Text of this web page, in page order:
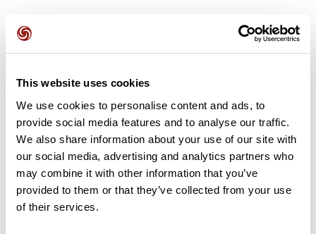
This website uses cookies
We use cookies to personalise content and ads, to
provide social media features and to analyse our traffic.
We also share information about your use of our site with
our social media, advertising and analytics partners who
may combine it with other information that you’ve
provided to them or that they’ve collected from your use
of their services.
Recensioni degli utenti
Questo percorso non contiene ancora alcuna recensione.
L'hai già effettuato? Sii il primo a inviare una recensione!
Aggiungi una recensione